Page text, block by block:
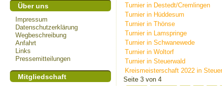
Über uns
Impressum
Datenschutzerklärung
Wegbeschreibung
Anfahrt
Links
Pressemitteilungen
Mitgliedschaft
Turnier in Destedt/Cremlingen
Turnier in Hüddesum
Turnier in Thönse
Turnier in Lamspringe
Turnier in Schwanewede
Turnier in Woltorf
Turnier in Steuerwald
Kreismeisterschaft 2022 in
Seite 3 von 4